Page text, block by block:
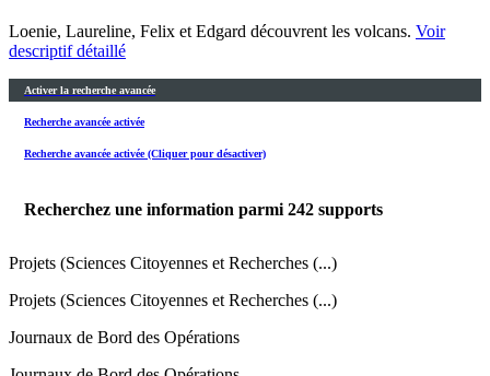
Loenie, Laureline, Felix et Edgard découvrent les volcans. Voir
descriptif détaillé
Activer la recherche avancée
Recherche avancée activée
Recherche avancée activée (Cliquer pour désactiver)
Recherchez une information parmi 242 supports
Projets (Sciences Citoyennes et Recherches (...)
Projets (Sciences Citoyennes et Recherches (...)
Journaux de Bord des Opérations